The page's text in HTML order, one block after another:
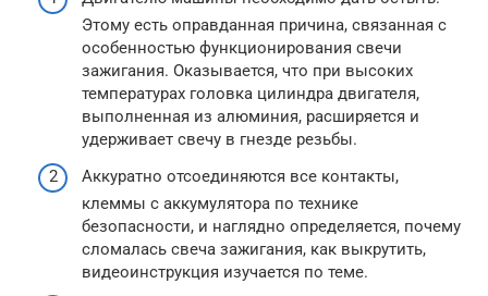
Этому есть оправданная причина, связанная с
особенностью функционирования свечи
зажигания. Оказывается, что при высоких
температурах головка цилиндра двигателя,
выполненная из алюминия, расширяется и
удерживает свечу в гнезде резьбы.
Аккуратно отсоединяются все контакты,
клеммы с аккумулятора по технике
безопасности, и наглядно определяется, почему
сломалась свеча зажигания, как выкрутить,
видеоинструкция изучается по теме.